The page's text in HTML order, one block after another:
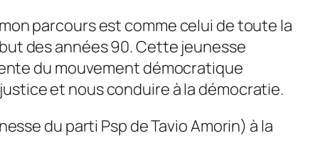
parcours est comme celui de toute la
des années 90.Cette jeunesse
du mouvement démocratique
et nous conduire à la démocratie.
du parti Psp de Tavio Amorin) à la